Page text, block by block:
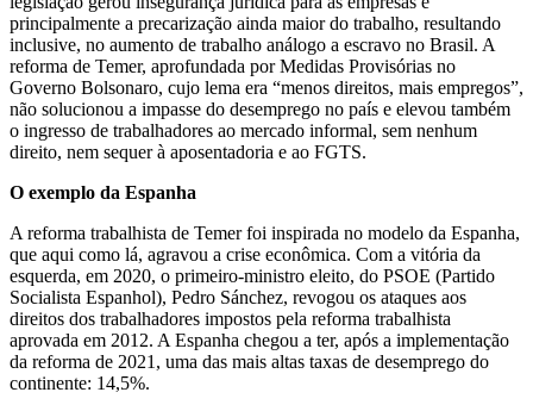
principalmente a precarização ainda maior do trabalho, resultando
inclusive, no aumento de trabalho análogo a escravo no Brasil. A
reforma de Temer, aprofundada por Medidas Provisórias no
Governo Bolsonaro, cujo lema era “menos direitos, mais empregos”,
não solucionou a impasse do desemprego no país e elevou também
o ingresso de trabalhadores ao mercado informal, sem nenhum
direito, nem sequer à aposentadoria e ao FGTS.
O exemplo da Espanha
A reforma trabalhista de Temer foi inspirada no modelo da Espanha,
que aqui como lá, agravou a crise econômica. Com a vitória da
esquerda, em 2020, o primeiro-ministro eleito, do PSOE (Partido
Socialista Espanhol), Pedro Sánchez, revogou os ataques aos
direitos dos trabalhadores impostos pela reforma trabalhista
aprovada em 2012. A Espanha chegou a ter, após a implementação
da reforma de 2021, uma das mais altas taxas de desemprego do
continente: 14,5%.